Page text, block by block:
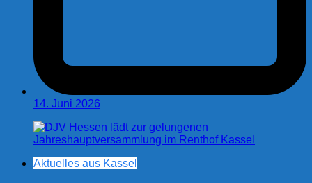
14. Juni 2026
Aktuelles aus Kassel